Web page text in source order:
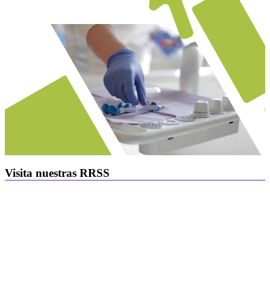
Visita nuestras RRSS